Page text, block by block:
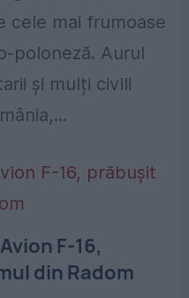
cele mai frumoase
poloneză. Aurul
și mulți civili
F-16,
din Radom